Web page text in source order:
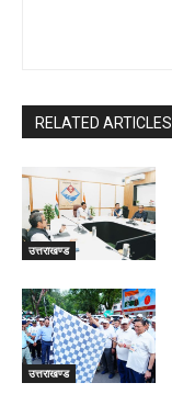
RELATED ARTICLES
उत्तराखण्ड
उत्तराखण्ड